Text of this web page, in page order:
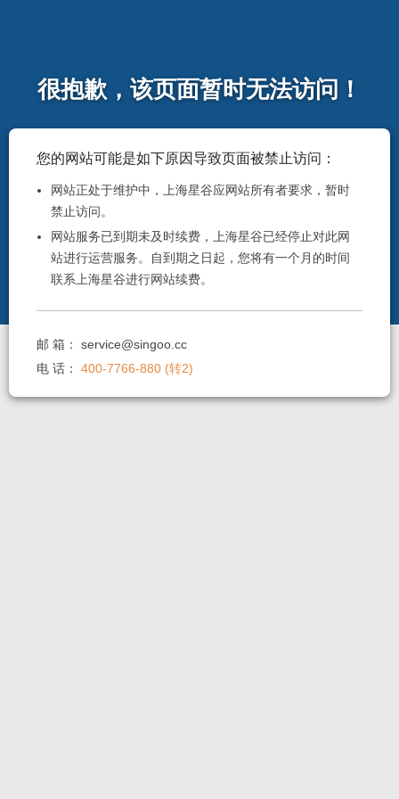
很抱歉，该页面暂时无法访问！
您的网站可能是如下原因导致页面被禁止访问：
网站正处于维护中，上海星谷应网站所有者要求，暂时
禁止访问。
网站服务已到期未及时续费，上海星谷已经停止对此网
站进行运营服务。自到期之日起，您将有一个月的时间
联系上海星谷进行网站续费。
邮 箱：service@singoo.cc
电 话：400-7766-880 (转2)